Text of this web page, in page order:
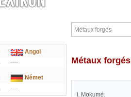
Angol
----
Német
----
Métaux forgés
l. Mokumé.